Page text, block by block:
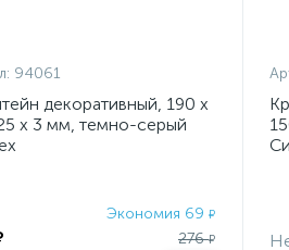
94061
декоративный, 190 х
х 3 мм, темно-серый
Экономия 69 ₽
276₽